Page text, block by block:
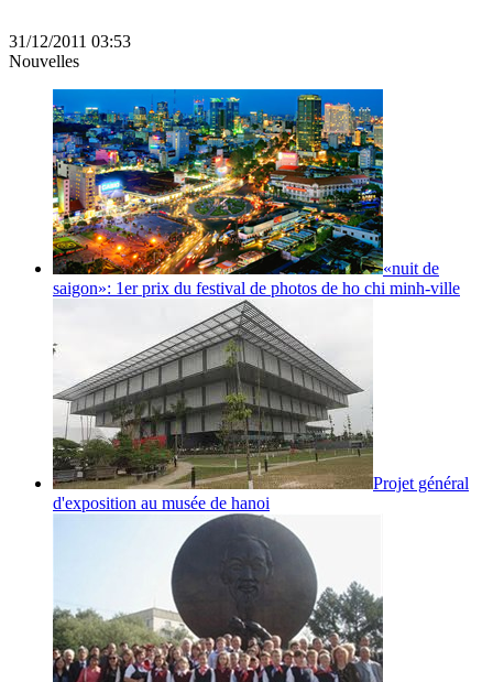
31/12/2011 03:53
Nouvelles
«nuit de
saigon»: 1er prix du festival de photos de ho chi minh-ville
Projet général
d'exposition au musée de hanoi